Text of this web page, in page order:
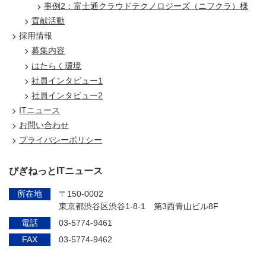
事例2：富士通クラウドテクノロジーズ（ニフクラ）様
貢献活動
採用情報
募集内容
はたらく環境
社員インタビュー1
社員インタビュー2
ITニュース
お問い合わせ
プライバシーポリシー
びぎねっとITニュース
所在地
〒150-0002
東京都渋谷区渋谷1-8-1 第3西青山ビル8F
電話
03-5774-9461
FAX
03-5774-9462